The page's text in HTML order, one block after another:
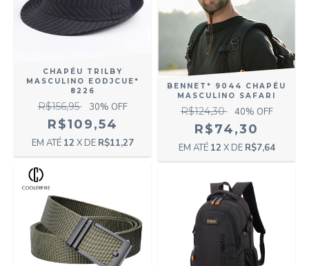
CHAPÉU TRILBY
MASCULINO EODJCUE*
8226
R$156,95 30% OFF
R$109,54
12 X DE R$11,27
BENNET* 9044 CHAPÉU
MASCULINO SAFARI
R$124,30 40% OFF
R$74,30
12 X DE R$7,64